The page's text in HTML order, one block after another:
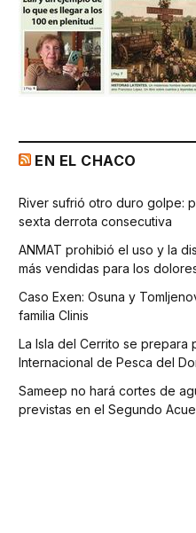
EN EL CHACO
River sufrió otro duro golpe:
sexta derrota consecutiva
ANMAT prohibió el uso y la
más vendidas para los
Caso Exen: Osuna y
familia Clinis
La Isla del Cerrito se prepara
Internacional de Pesca del
Sameep no hará cortes de
previstas en el Segundo